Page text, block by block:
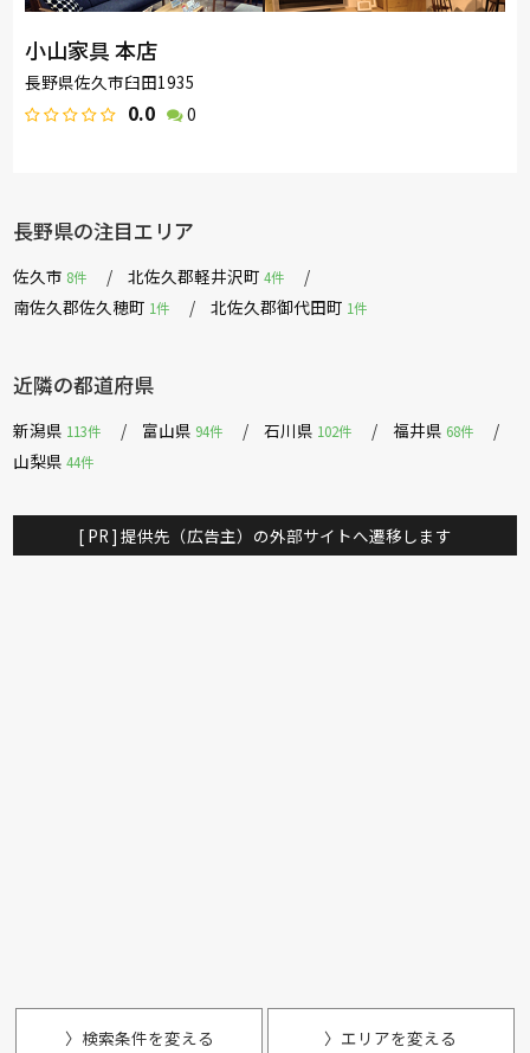
小山家具 本店
長野県佐久市臼田1935
0.0 0
長野県の注目エリア
佐久市 8件 北佐久郡軽井沢町4件
南佐久郡佐久穂町 1件 北佐久郡御代田町 1件
近隣の都道府県
新潟県 113件 富山県 94件 石川県 102件 福井県 68件
山梨県44件
[ PR ] 提供先（広告主）の外部サイトへ遷移します
〉検索条件を変える 〉エリアを変える